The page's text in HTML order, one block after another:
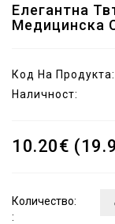
Елегантна
Медицинска
Код На Продукта:
Наличност:
10.20€
Количество:
: